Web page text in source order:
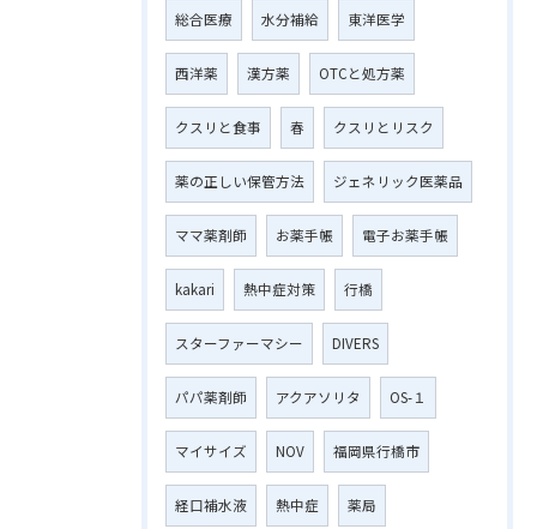
総合医療 水分補給 東洋医学
西洋薬 漢方薬 OTCと処方薬
クスリと食事 春 クスリとリスク
薬の正しい保管方法 ジェネリック医薬品
ママ薬剤師 お薬手帳 電子お薬手帳
kakari 熱中症対策 行橋
スターファーマシー DIVERS
パパ薬剤師 アクアソリタ OS-１
マイサイズ NOV 福岡県行橋市
経口補水液 熱中症 薬局